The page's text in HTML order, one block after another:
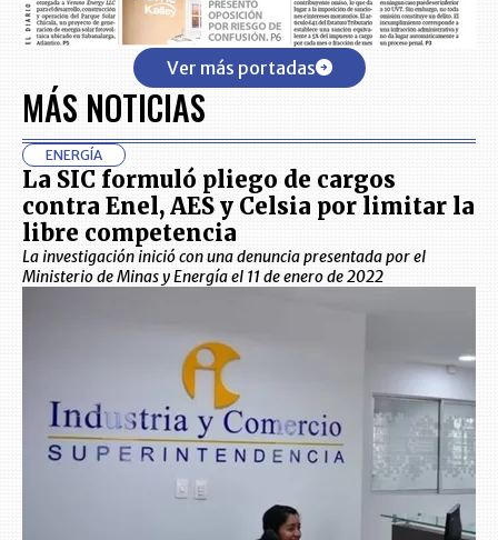
Ver más portadas
MÁS NOTICIAS
ENERGÍA
La SIC formuló pliego de cargos
contra Enel, AES y Celsia por limitar la
libre competencia
La investigación inició con una denuncia presentada por el
Ministerio de Minas y Energía el 11 de enero de 2022